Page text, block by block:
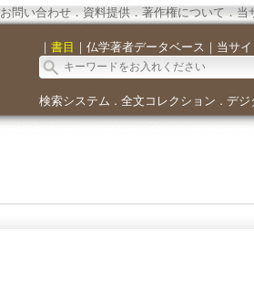
お問い合わせ． 資料提供．著作権について．当
｜ 書目 ｜ 仏学著者データベース ｜ 当サ
検索システム ． 全文コレクション ． デジ